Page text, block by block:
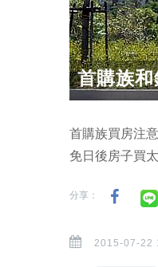
首購族
首購族買房注
免日後房子買
分享：
2015-07-22